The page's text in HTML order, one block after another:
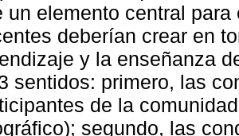
un elemento central
deberían crear en
y la enseñanza
sentidos: primero, las
de la
segundo, las